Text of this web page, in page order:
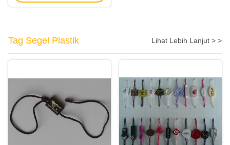
Tag Segel Plastik Lihat Lebih Lanjut > >